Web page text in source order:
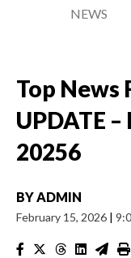
NEWS
Top News
UPDATE –
20256
BYADMIN
February 15, 2026 |